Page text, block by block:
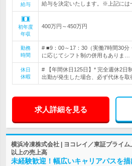
給与
給与を決定いたします。※上記には
初年度
年収
400万円～450万円
勤務
時間
# ■9：00～17：30（実働7時間30
に応じてシフト制の併用もありま…
休日
休暇
# 【年間休日125日】* 完全週休2日
出勤が発生した場合、必ず代休を取
求人詳細を見る
横浜冷凍株式会社 | ヨコレイ／東証プライ
以上の売上高
未経験歓迎！幅広いキャリアパスを描